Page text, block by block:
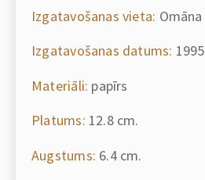
Izgatavošanas vieta: Omāna
Izgatavošanas datums: 1995
Materiāli: papīrs
Platums: 12.8 cm.
Augstums: 6.4 cm.